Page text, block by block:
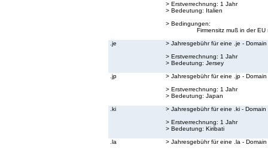
> Erstverrechnung: 1 Jahr
> Bedeutung: Italien
> Bedingungen:
Firmensitz muß in der EU
.je
> Jahresgebühr für eine .je - Domain
> Erstverrechnung: 1 Jahr
> Bedeutung: Jersey
.jp
> Jahresgebühr für eine .jp - Domain
> Erstverrechnung: 1 Jahr
> Bedeutung: Japan
.ki
> Jahresgebühr für eine .ki - Domain
> Erstverrechnung: 1 Jahr
> Bedeutung: Kiribati
.la
> Jahresgebühr für eine .la - Domain